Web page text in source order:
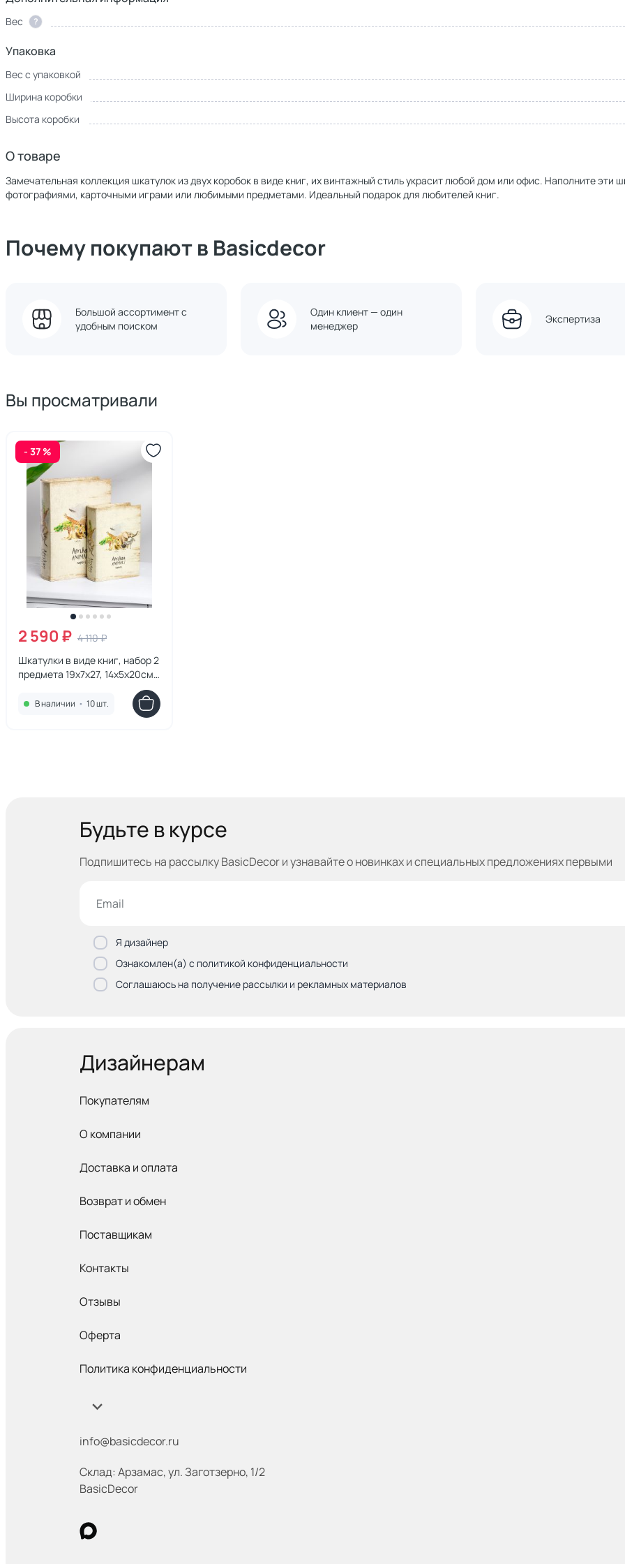
Вес ?
Упаковка
Вес с упаковкой
Ширина коробки
Высота коробки
О товаре
Замечательная коллекция шкатулок из двух коробок в виде книг, их винтажный стиль украсит любой дом или офис. Наполните эти
фотографиями, карточными играми или любимыми предметами. Идеальный подарок для любителей книг.
Почему покупают в Basicdecor
Большой ассортимент с
удобным поиском
Один клиент — один
менеджер
Экспертиза
Вы просматривали
- 37 %
2 590 ₽ 4 110 ₽
Шкатулки в виде книг, набор 2
предмета 19х7х27, 14х5х20см
В наличии • 10 шт.
Будьте в курсе
Подпишитесь на рассылку BasicDecor и узнавайтео новинках и специальных предложениях первыми
Я дизайнер
Ознакомлен(а) с политикой конфиденциальности
Соглашаюсь на получение рассылки и рекламных материалов
Дизайнерам
Покупателям
О компании
Доставка и оплата
Возврат и обмен
Поставщикам
Контакты
Отзывы
Оферта
Политика конфиденциальности
info@basicdecor.ru
Склад: Арзамас,ул. Заготзерно, 1/2
BasicDecor